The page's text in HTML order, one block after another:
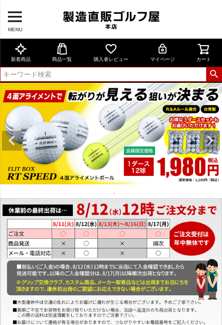
MENU
新着商品 商品一覧 購入者レビュー マイページ カート